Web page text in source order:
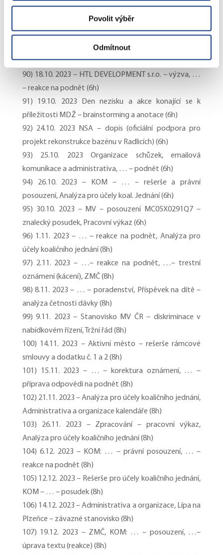
Povolit výběr
Odmítnout
projekt výstavby multifunkční haly) (6h)
88) 12.10. 2023 – Organizace schůzek, emailová
komunikace a administrativa (6h)
89) 17.10. 2023 – Analýza, rešerše a právní posouzení
pro účely koaličního jednání (7h)
90) 18.10. 2023 – HTL DEVELOPMENT s.r.o. – výzva, …
– reakce na podnět (6h)
91) 19.10. 2023 Den nezisku a akce konající se k
příležitosti MDŽ – brainstorming a anotace (6h)
92) 24.10. 2023 NSA – dopis (oficiální podpora pro
projekt rekonstrukce bazénu v Radlicích) (6h)
93) 25.10. 2023 Organizace schůzek, emailová
komunikace a administrativa, … – podnět (6h)
94) 26.10. 2023 – KOM – … – rešerše a právní
posouzení, Analýza pro účely koal. Jednání (6h)
95) 30.10. 2023 – MV – posouzení MC05X0291Q7 –
znalecký posudek, Pracovní výkaz (6h)
96) 1.11. 2023 – … – reakce na podnět, Analýza pro
účely koaličního jednání (8h)
97) 2.11. 2023 – …– reakce na podnět, …– trestní
oznámení (kácení), ZMČ (8h)
98) 8.11. 2023 – … – poradenství, Příspěvek na dítě –
analýza četnosti dávky (8h)
99) 9.11. 2023 – Stanovisko MV ČR – diskriminace v
nabídkovém řízení, Tržní řád (8h)
100) 14.11. 2023 – Aktivní město – rešerše rámcové
smlouvy a dodatku č. 1 a 2 (8h)
101) 15.11. 2023 – … – korektura oznámení, … –
příprava odpovědi na podnět (8h)
102) 21.11. 2023 – Analýza pro účely koaličního jednání,
Administrativa a organizace kalendáře (8h)
103) 26.11. 2023 – Zpracování – pracovní výkaz,
Analýza pro účely koaličního jednání (8h)
104) 6.12. 2023 – KOM: … – právní posouzení, … –
reakce na podnět (8h)
105) 12.12. 2023 – Rešerše pro účely koaličního jednání,
KOM – … – posudek (8h)
106) 14.12. 2023 – Administrativa a organizace, Lípa na
Plzeňce – závazné stanovisko (8h)
107) 19.12. 2023 – ZMČ, KOM: … – posouzení, …–
úprava textu (reakce) (8h)